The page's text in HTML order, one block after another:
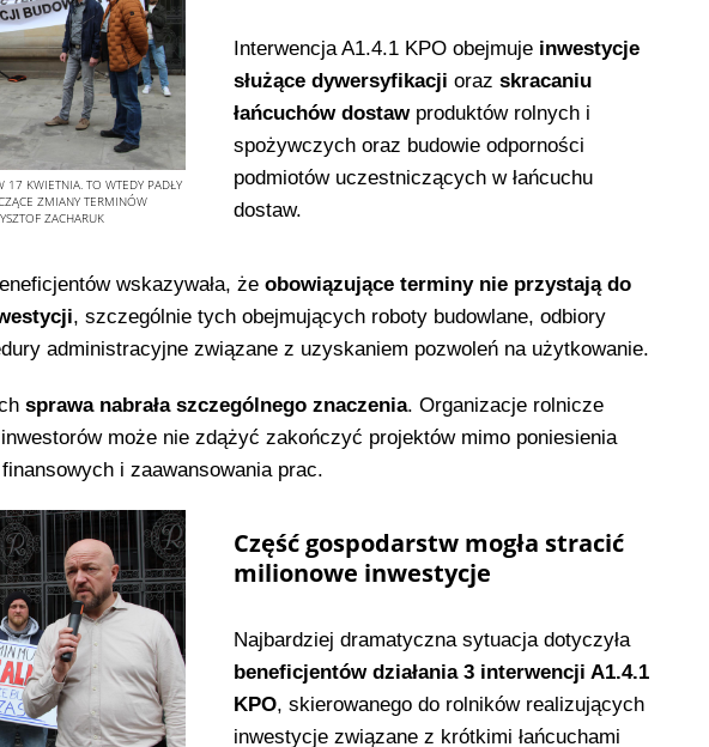
17 KWIETNIA. TO WTEDY PADŁY
ZMIANY TERMINÓW
ZACHARUK
Interwencja A1.4.1 KPO obejmujeinwestycje
służące dywersyfikacji oraz skracaniu
łańcuchów dostawproduktów rolnych i
spożywczych oraz budowie odporności
podmiotów uczestniczących w łańcuchu
dostaw.
wskazywała, że obowiązujące terminy nie przystają do
, szczególnie tych obejmujących roboty budowlane, odbiory
administracyjne związane z uzyskaniem pozwoleń na użytkowanie.
sprawa nabrała szczególnego znaczenia. Organizacje rolnicze
może nie zdążyć zakończyć projektów mimo poniesienia
i zaawansowania prac.
Część gospodarstw mogła stracić
milionowe inwestycje
Najbardziej dramatyczna sytuacja dotyczyła
beneficjentów działania 3 interwencji A1.4.1
KPO, skierowanego do rolników realizujących
inwestycje związane z krótkimi łańcuchami